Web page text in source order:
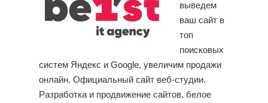
выведем
ваш сайт в
топ
поисковых
систем Яндекс и Google, увеличим продажи
онлайн. Официальный сайт веб-студии.
Разработка и продвижение сайтов, белое